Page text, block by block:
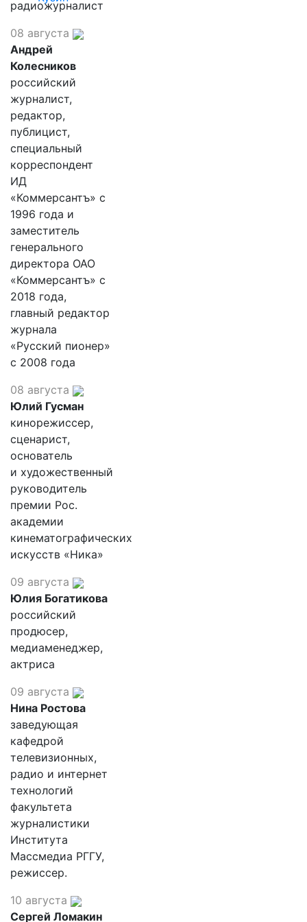
радиожурналист
08 августа
Андрей
Колесников
российский
журналист,
редактор,
публицист,
специальный
корреспондент
ИД
«Коммерсантъ» с
1996 года и
заместитель
генерального
директора ОАО
«Коммерсантъ» с
2018 года,
главный редактор
журнала
«Русский пионер»
с 2008 года
08 августа
Юлий Гусман
кинорежиссер,
сценарист,
основатель
и художественный
руководитель
премии Рос.
академии
кинематографических
искусств «Ника»
09 августа
Юлия Богатикова
российский
продюсер,
медиаменеджер,
актриса
09 августа
Нина Ростова
заведующая
кафедрой
телевизионных,
радио и интернет
технологий
факультета
журналистики
Института
Массмедиа РГГУ,
режиссер.
10 августа
Сергей Ломакин